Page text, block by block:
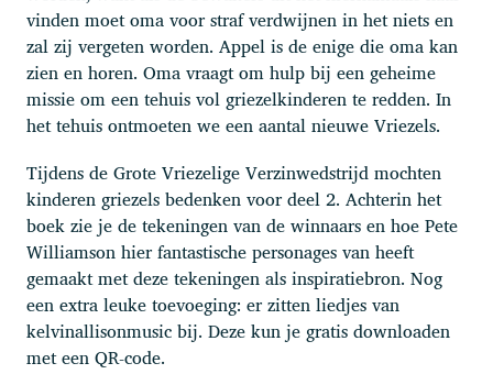
vinden moet oma voor straf verdwijnen in het niets en
zal zij vergeten worden. Appel is de enige die oma kan
zien en horen. Oma vraagt om hulp bij een geheime
missie om een tehuis vol griezelkinderen te redden. In
het tehuis ontmoeten we een aantal nieuwe Vriezels.
Tijdens de Grote Vriezelige Verzinwedstrijd mochten
kinderen griezels bedenken voor deel 2. Achterin het
boek zie je de tekeningen van de winnaars en hoe Pete
Williamson hier fantastische personages van heeft
gemaakt met deze tekeningen als inspiratiebron. Nog
een extra leuke toevoeging: er zitten liedjes van
kelvinallisonmusic bij. Deze kun je gratis downloaden
met een QR-code.